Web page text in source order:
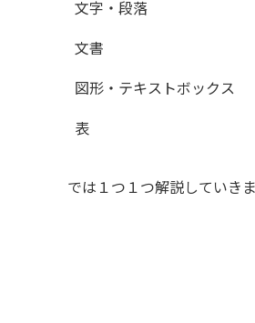
文字・段落
文書
図形・テキストボックス
表
では１つ１つ解説していきま